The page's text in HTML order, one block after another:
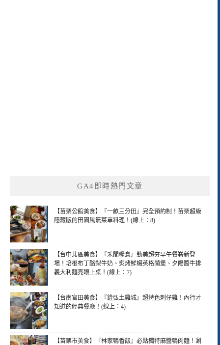
GA4即時熱門文章
【苗栗公館美食】『一畝三分田』完全預約制！苗栗超級
隱藏版的田園風無菜單料理！(線上：8)
【台中北區美食】『禾間糧倉』勤美超夯早午餐嶄新登
場！培根布丁酪梨牛奶、炙烤鮮蝦英格蘭堡、夕陽醬牛排
義大利麵亮眼上桌！(線上：7)
【台南官田美食】『銓弘土雞城』超特色刺仔雞！內行才
知道的經典餐廳！(線上：4)
【苗栗市美食】『林家鴨香飯』必點獨特麻醬鴨肉麵！涮